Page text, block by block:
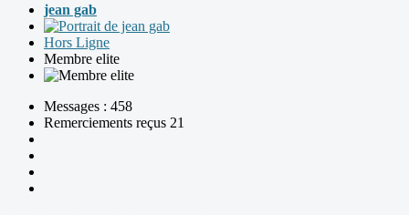
jean gab
Hors Ligne
Membre elite
Messages : 458
Remerciements reçus 21